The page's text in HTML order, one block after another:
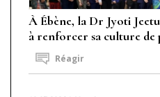
À Ébène, la Dr Jyoti
à renforcer sa culture de
Réagir